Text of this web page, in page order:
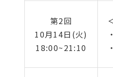
第2回
10月14日(火)
18:00~21:10